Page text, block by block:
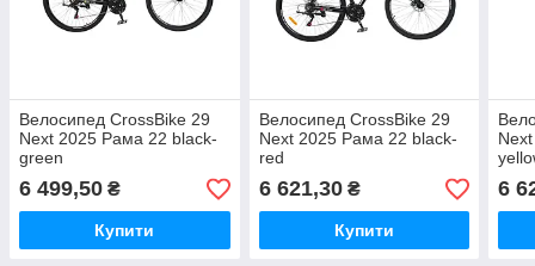
Велосипед CrossBike 29
Next 2025 Рама 22 black-
green
6 499,50 ₴
Купити
Велосипед CrossBike 29
Next 2025 Рама 22 black-
red
6 621,30₴
Купити
6